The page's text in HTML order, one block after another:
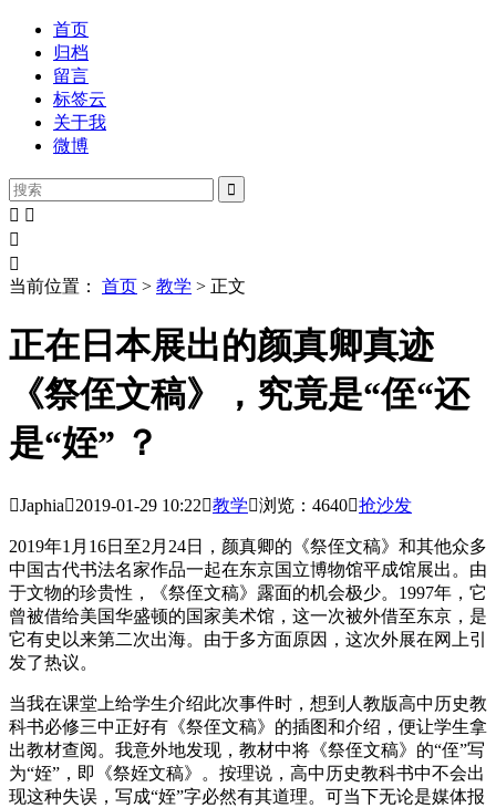
首页
归档
留言
标签云
关于我
微博

 


当前位置： 首页 > 教学 > 正文
正在日本展出的颜真卿真迹
《祭侄文稿》，究竟是“侄“还
是“姪” ？
Japhia2019-01-29 10:22教学浏览：4640抢沙发
2019年1月16日至2月24日，颜真卿的《祭侄文稿》和其他众多
中国古代书法名家作品一起在东京国立博物馆平成馆展出。由
于文物的珍贵性，《祭侄文稿》露面的机会极少。1997年，它
曾被借给美国华盛顿的国家美术馆，这一次被外借至东京，是
它有史以来第二次出海。由于多方面原因，这次外展在网上引
发了热议。
当我在课堂上给学生介绍此次事件时，想到人教版高中历史教
科书必修三中正好有《祭侄文稿》的插图和介绍，便让学生拿
出教材查阅。我意外地发现，教材中将《祭侄文稿》的“侄”写
为“姪”，即《祭姪文稿》。按理说，高中历史教科书中不会出
现这种失误，写成“姪”字必然有其道理。可当下无论是媒体报